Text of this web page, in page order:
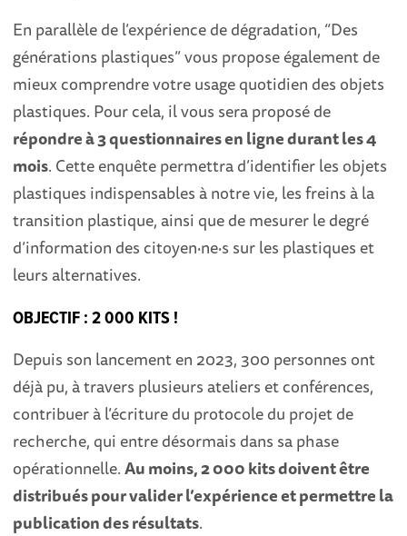
En parallèle de l’expérience de dégradation, “Des
générations plastiques” vous propose également de
mieux comprendre votre usage quotidien des objets
plastiques. Pour cela, il vous sera proposé de
répondre à 3 questionnaires en ligne durant les 4
mois. Cette enquête permettra d’identifier les objets
plastiques indispensables à notre vie, les freins à la
transition plastique, ainsi que de mesurer le degré
d’information des citoyen·ne·s sur les plastiques et
leurs alternatives.
OBJECTIF : 2 000 KITS !
Depuis son lancement en 2023, 300 personnes ont
déjà pu, à travers plusieurs ateliers et conférences,
contribuer à l’écriture du protocole du projet de
recherche, qui entre désormais dans sa phase
opérationnelle.Au moins, 2 000 kits doivent être
distribués pour valider l’expérience et permettre la
publication des résultats.